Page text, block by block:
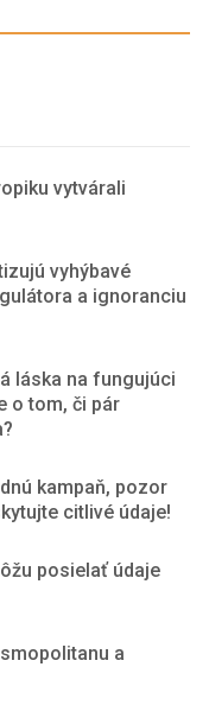
vytvárali
vyhýbavé
a ignoranciu
láska na fungujúci
o tom, či pár
kampaň, pozor
citlivé údaje!
posielať údaje
a